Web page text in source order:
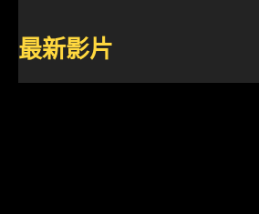
最新影片